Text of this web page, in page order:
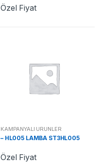
Özel Fiyat
KAMPANYALI ÜRÜNLER
– HL005 LAMBA ST3HL005
Özel Fiyat